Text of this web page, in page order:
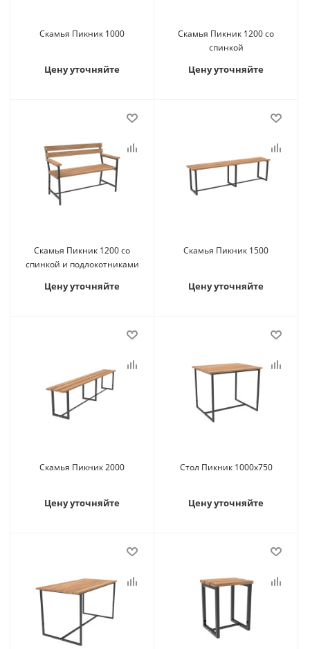
Скамья Пикник 1000
Цену уточняйте
Скамья Пикник 1200 со
спинкой
Цену уточняйте
Скамья Пикник 1200 со
спинкой и подлокотниками
Цену уточняйте
Скамья Пикник 1500
Цену уточняйте
Скамья Пикник 2000
Цену уточняйте
Стол Пикник 1000х750
Цену уточняйте